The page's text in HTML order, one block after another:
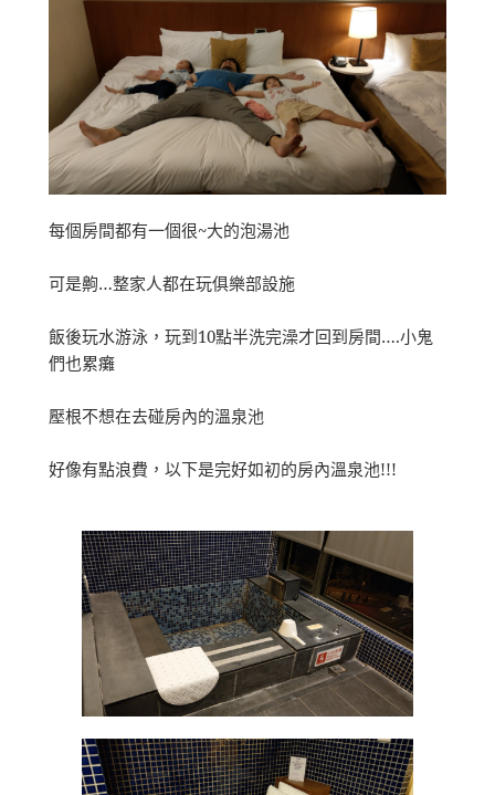
每個房間都有一個很~大的泡湯池
可是齁…整家人都在玩俱樂部設施
飯後玩水游泳，玩到10點半洗完澡才回到房間….小鬼
們也累癱
壓根不想在去碰房內的溫泉池
好像有點浪費，以下是完好如初的房內溫泉池!!!